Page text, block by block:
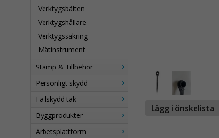
Verktygsbälten
Verktygshållare
Verktygssäkring
Mätinstrument
Stämp & Tillbehör
Personligt skydd
Fallskydd tak
Byggprodukter
Arbetsplattform
Lägg i önskelista